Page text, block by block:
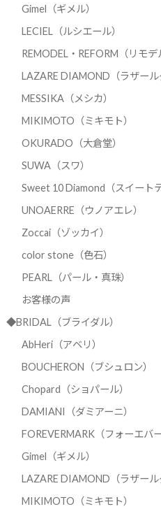
Gimel（ギメル）
LECIEL（ルシエール）
REMODEL・REFORM（リモ
LAZARE DIAMOND（ラザール
MESSIKA（メシカ）
MIKIMOTO（ミキモト）
OKURADO（大倉堂）
SUWA（スワ）
Sweet 10 Diamond（スイート
UNOAERRE（ウノアエレ）
Zoccai（ゾッカイ）
color stone（色石）
PEARL（パール・真珠）
お客様の声
◆BRIDAL（ブライダル）
AbHeri（アベリ）
BOUCHERON（ブシュロン）
Chopard（ショパール）
DAMIANI（ダミアーニ）
FOREVERMARK（フォーエバ
Gimel（ギメル）
LAZARE DIAMOND（ラザール
MIKIMOTO（ミキモト）